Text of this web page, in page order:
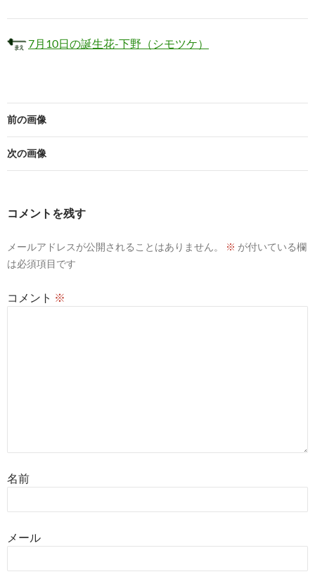
7月10日の誕生花-下野（シモツケ）
前の画像
次の画像
コメントを残す
メールアドレスが公開されることはありません。 ※ が付いている欄
は必須項目です
コメント ※
名前
メール